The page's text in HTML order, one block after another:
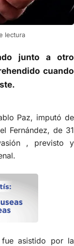
lectura
junto a otro
cuando
Paz, imputó de
Fernández, de 31
, previsto y
fue asistido por la